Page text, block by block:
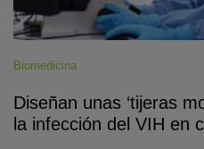
Biomedicina
Diseñan unas ‘tijeras
la infección del VIH en